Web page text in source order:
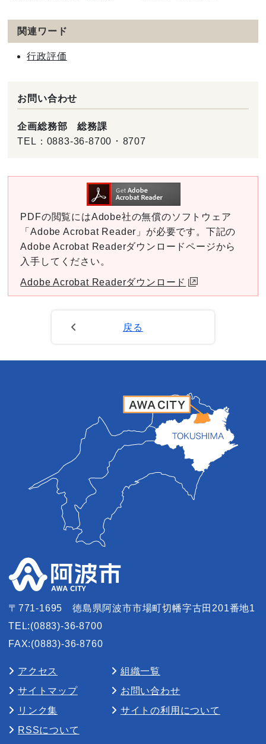
関連ワード
行政評価
お問い合わせ
企画総務部 総務課
TEL： 0883-36-8700 ･ 8707
PDFの閲覧にはAdobe社の無償のソフトウェア
「Adobe Acrobat Reader」が必要です。下記の
Adobe Acrobat Readerダウンロードページから
入手してください。
Adobe Acrobat Readerダウンロード
戻る
〒771-1695
徳島県阿波市市場町切幡字古田201番地1
TEL:(0883)-36-8700
FAX:(0883)-36-8760
アクセス
組織一覧
サイトマップ
お問い合わせ
リンク集
サイトの利用について
RSSについて